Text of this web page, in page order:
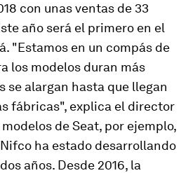
con unas ventas de 33
año será el primero en el
"Estamos en un compás de
los modelos duran más
se alargan hasta que llegan
fábricas", explica el director
de Seat, por ejemplo,
ha estado desarrollando
años. Desde 2016, la